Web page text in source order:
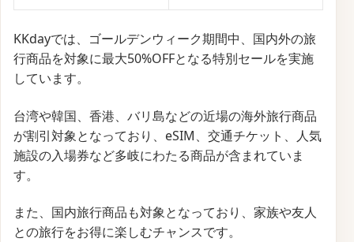
KKdayでは、ゴールデンウィーク期間中、国内外の旅
行商品を対象に最大50%OFFとなる特別セールを実施
しています。
台湾や韓国、香港、バリ島などの近場の海外旅行商品
が割引対象となっており、eSIM、交通チケット、人気
施設の入場券など多岐にわたる商品が含まれていま
す。
また、国内旅行商品も対象となっており、家族や友人
との旅行をお得に楽しむチャンスです。